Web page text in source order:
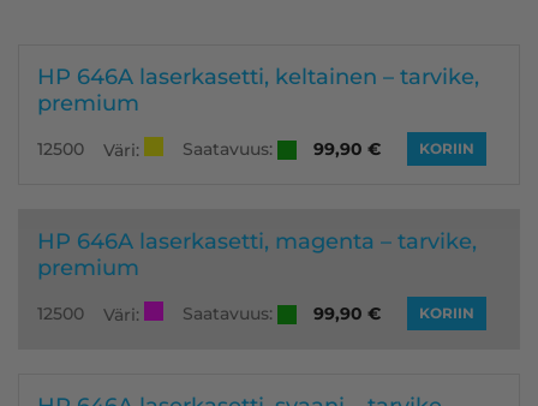
HP 646A laserkasetti, keltainen – tarvike,
premium
12500 Väri: Saatavuus: 99,90 € KORIIN
HP 646A laserkasetti, magenta – tarvike,
premium
12500 Väri: Saatavuus: 99,90 € KORIIN